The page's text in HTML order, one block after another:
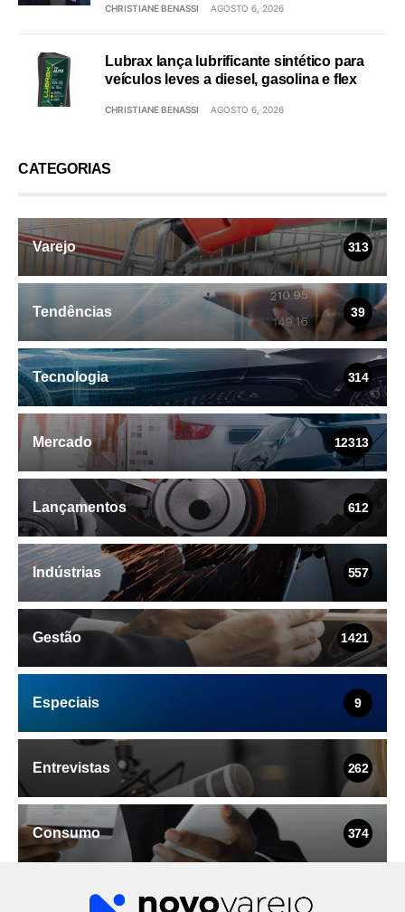
CHRISTIANE BENASSI AGOSTO 6, 2026
Lubrax lança lubrificante sintético para
veículos leves a diesel, gasolina e flex
CHRISTIANE BENASSI AGOSTO 6, 2026
CATEGORIAS
Varejo 313
Tendências 39
Tecnologia 314
Mercado 12313
Lançamentos 612
Indústrias 557
Gestão 1421
Especiais 9
Entrevistas 262
Consumo 374